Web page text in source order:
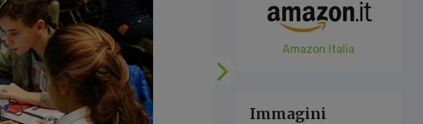
Successivo
Amazon Italia
Immagini